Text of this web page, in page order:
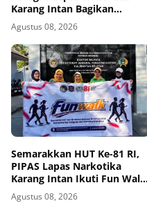
Karang Intan Bagikan
Makanan Kepada Warga
Binaan
Agustus 08, 2026
Semarakkan HUT Ke-81 RI,
PIPAS Lapas Narkotika
Karang Intan Ikuti Fun Walk
Kemenimipas Kalsel
Agustus 08, 2026